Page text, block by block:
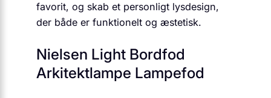
favorit, og skab et personligt lysdesign,
der både er funktionelt og æstetisk.
Nielsen Light Bordfod
Arkitektlampe Lampefod